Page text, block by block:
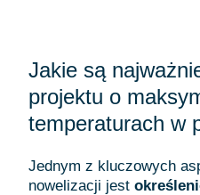
Jakie są
projektu o
temperaturach w
Jednym z kluczowych
nowelizacji jest